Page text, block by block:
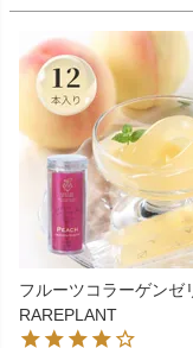
フルーツコラーゲン
RAREPLANT